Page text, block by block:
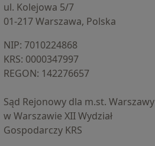
ul. Kolejowa 5/7
01-217 Warszawa, Polska
NIP: ⁠7010224868
KRS: ⁠0000347997
REGON: ⁠142276657
Sąd Rejonowy dla m.st. Warszawy
w Warszawie XII Wydział
Gospodarczy KRS